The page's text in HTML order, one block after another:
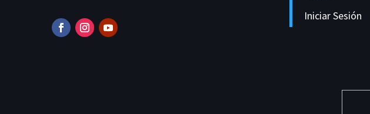
Iniciar Sesión